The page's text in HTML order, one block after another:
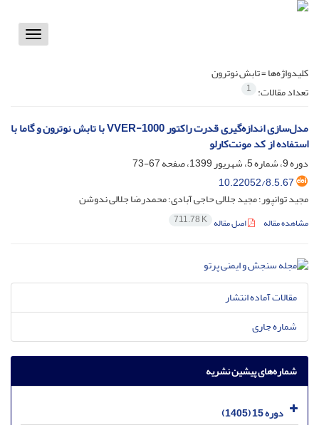
Toggle
کلیدواژه‌ها =تابش نوترون
تعداد مقالات: 1
مدل‌سازی اندازه‌گیری قدرت راکتور VVER-1000 با تابش نوترون و گاما با
استفاده از کد مونت‌کارلو
دوره 9، شماره 5، شهریور 1399، صفحه
67-73
10.22052/8.5.67
مجید توانپور؛ مجید جلالی حاجی آبادی؛ محمدرضا جلالی ندوشن
مشاهده مقاله اصل مقاله 711.78 K
مقالات آماده انتشار
شماره جاری
شماره‌های پیشین نشریه
دوره 15 (1405)